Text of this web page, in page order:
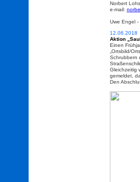
Norbert
e-mail:
Uwe Engel -
12.06.2018
Aktion
Einen
„Ortsbild/
Schrubbern
Gleichzeitig
gemeldet,
Den